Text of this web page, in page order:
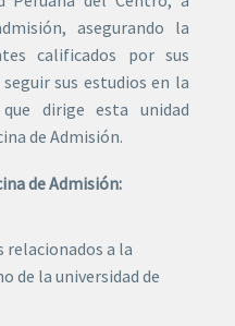
asegurando la
calificados por sus
sus estudios en la
dirige esta unidad
de Admisión.
de Admisión:
a la
de la universidad de